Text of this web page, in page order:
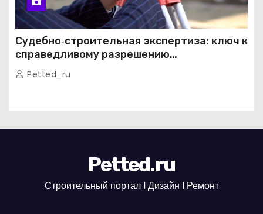
Судебно‑строительная экспертиза: ключ к
справедливому разрешению
строительных споров
Petted_ru
Petted.ru
Строительный портал l Дизайн l Ремонт